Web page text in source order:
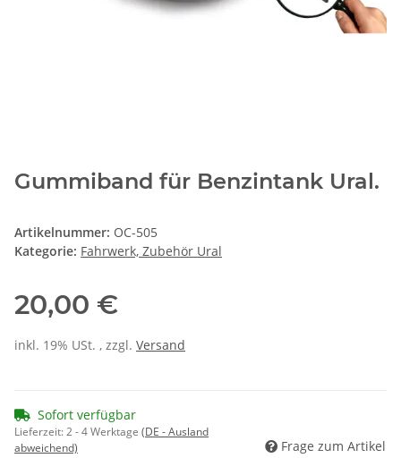
Gummiband für Benzintank Ural.
Artikelnummer: OC-505
Kategorie: Fahrwerk, Zubehör Ural
20,00 €
inkl. 19% USt. , zzgl. Versand
Sofort verfügbar
Lieferzeit:2 - 4 Werktage (DE - Ausland
abweichend)
Frage zum Artikel